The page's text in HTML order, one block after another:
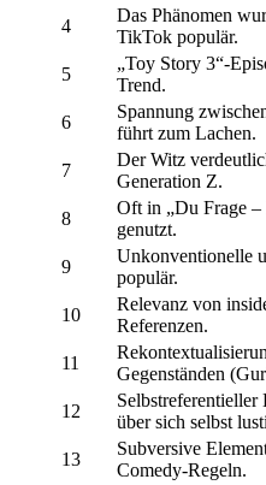
4
Das Phänomen
TikTok populär.
5
„Toy Story 3“-
Trend.
6
Spannung
führt zum Lachen.
7
Der Witz
Generation Z.
8
Oft in „Du Frage –
genutzt.
9
Unkonventionelle
populär.
10
Relevanz von
Referenzen.
11
Gegenständen
12
Selbstreferentieller
über sich selbst
13
Subversive
Comedy-Regeln.